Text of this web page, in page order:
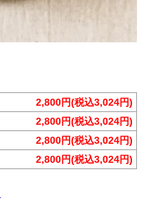
2,800円(税込3,024円)
2,800円(税込3,024円)
2,800円(税込3,024円)
2,800円(税込3,024円)